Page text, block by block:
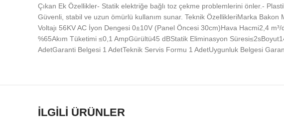
Çıkan Ek Özellikler- Statik elektriğe bağlı toz çekme problemlerini önler.-
Güvenli, stabil ve uzun ömürlü kullanım sunar. Teknik ÖzellikleriMarka
Voltajı 56KV AC İyon Dengesi 0±10V (Panel Öncesi 30cm)Hava Hacmi2,4
%65Akım Tüketimi ≤0,1 AmpGürültü45 dBStatik Eliminasyon
AdetGaranti Belgesi 1 AdetTeknik Servis Formu 1 AdetUygunluk Belgesi
İLGILI ÜRÜNLER